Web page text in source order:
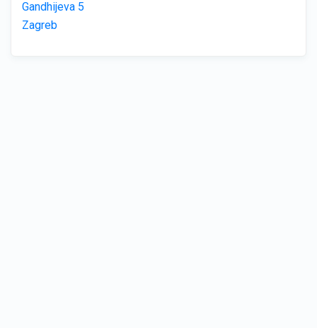
Gandhijeva 5
Zagreb